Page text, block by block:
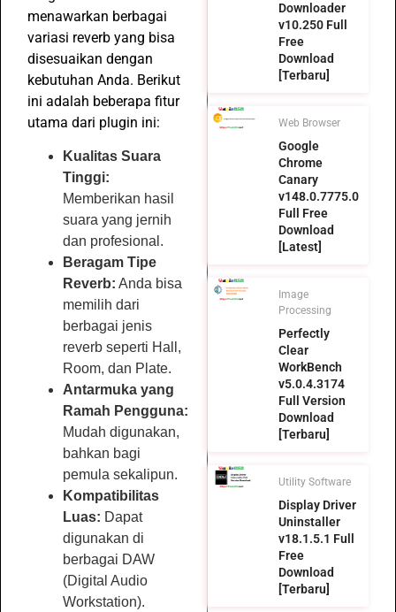
menawarkan berbagai
variasi reverb yang bisa
disesuaikan dengan
kebutuhan Anda. Berikut
ini adalah beberapa fitur
utama dari plugin ini:
Kualitas Suara
Tinggi:
Memberikan hasil
suara yang jernih
dan profesional.
Beragam Tipe
Reverb: Anda bisa
memilih dari
berbagai jenis
reverb seperti Hall,
Room, dan Plate.
Antarmuka yang
Ramah Pengguna:
Mudah digunakan,
bahkan bagi
pemula sekalipun.
Kompatibilitas
Luas: Dapat
digunakan di
berbagai DAW
(Digital Audio
Workstation).
Downloader
v10.250 Full
Free
Download
[Terbaru]
Web Browser
Google
Chrome
Canary
v148.0.7775.0
Full Free
Download
[Latest]
Image
Processing
Perfectly
Clear
WorkBench
v5.0.4.3174
Full Version
Download
[Terbaru]
Utility Software
Display Driver
Uninstaller
v18.1.5.1 Full
Free
Download
[Terbaru]